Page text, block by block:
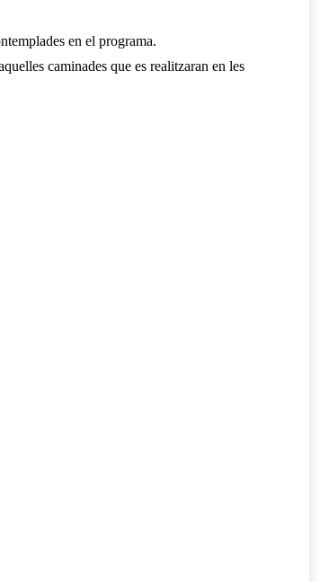
en el programa.
caminades que es realitzaran en les